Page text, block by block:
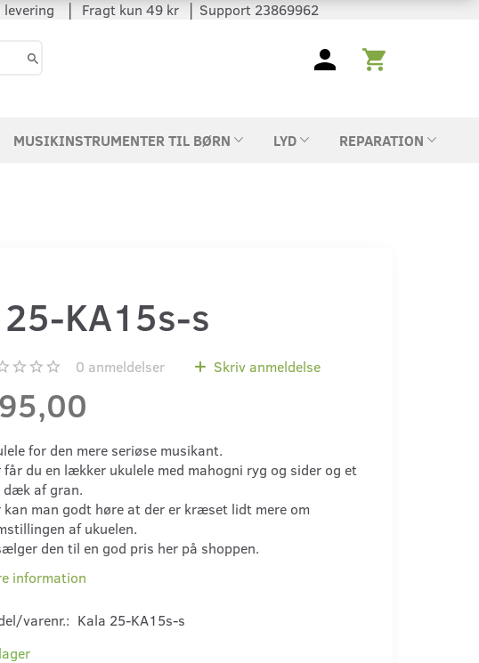
│ Fragt kun 49 kr │ Support 23869962
MUSIKINSTRUMENTER TIL BØRN LYD REPARATION
KA15s-s
0 anmeldelser Skriv anmeldelse
for den mere seriøse musikant.
får du en lækker ukulele med mahogni ryg og sider og et
af gran.
kan man godt høre at der er kræset lidt mere om
af ukuelen.
den til en god pris her på shoppen.
information
varenr.: Kala 25-KA15s-s